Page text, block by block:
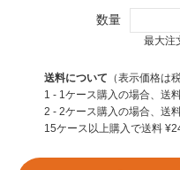
数量
最大注
送料について （表示価格
1 - 1ケース購入の場合、送
2 - 2ケース購入の場合、送
15ケース以上購入で送料 ¥